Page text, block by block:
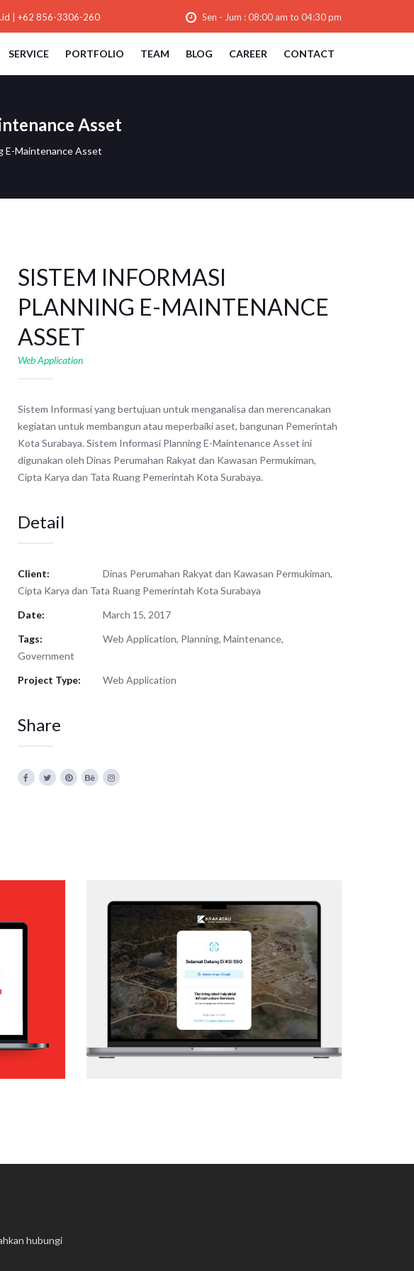
+62 856-3306-260 Sen - Jum : 08:00 am to 04:30 pm
SERVICE PORTFOLIO TEAM BLOG CAREER CONTACT
Asset
E-Maintenance Asset
SISTEM INFORMASI
PLANNING E-MAINTENANCE
ASSET
Web Application
Sistem Informasi yang bertujuan untuk menganalisa dan merencanakan
kegiatan untuk membangun atau meperbaiki aset, bangunan Pemerintah
Kota Surabaya. Sistem Informasi Planning E-Maintenance Asset ini
digunakan oleh Dinas Perumahan Rakyat dan Kawasan Permukiman,
Cipta Karya dan Tata Ruang Pemerintah Kota Surabaya.
Detail
Client:
Dinas Perumahan Rakyat dan Kawasan Permukiman,
Cipta Karya dan Tata Ruang Pemerintah Kota Surabaya
Date:
March 15, 2017
Tags:
Web Application, Planning, Maintenance,
Government
Project Type:
Web Application
Share
KSI – SSO
Web Application
hubungi